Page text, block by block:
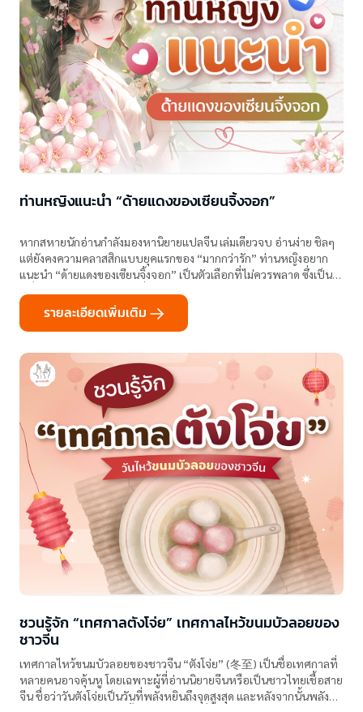
ท่านหญิงแนะนำ “ด้ายแดงของเซียนจิ้งจอก”
หากสหายนักอ่านกำลังมองหานิยายแปลจีน เล่มเดียวจบ อ่านง่าย ชิลๆ
แต่ยังคงความคลาสสิกแบบยุคแรกของ “มากกว่ารัก” ท่านหญิงอยาก
แนะนำ “ด้ายแดงของเซียนจิ้งจอก” เป็นตัวเลือกที่ไม่ควรพลาด ซึ่งเป็น
รายละเอียดเพิ่มเติม
ชวนรู้จัก “เทศกาลตังโจ่ย” เทศกาลไหว้ขนมบัวลอยของ
ชาวจีน
เทศกาลไหว้ขนมบัวลอยของชาวจีน “ตังโจ่ย” (冬至) เป็นชื่อเทศกาลที่
หลายคนอาจคุ้นหู โดยเฉพาะผู้ที่อ่านนิยายจีนหรือเป็นชาวไทยเชื้อสาย
จีน ชื่อว่าวันตังโจ่ยเป็นวันที่พลังหยินถึงจุดสูงสุด และหลังจากนั้นพลัง